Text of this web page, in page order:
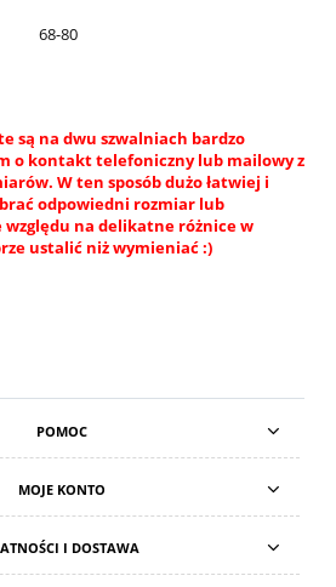
68-80
są na dwu szwalniach bardzo
o kontakt telefoniczny lub mailowy z
W ten sposób dużo łatwiej i
odpowiedni rozmiar lub
względu na delikatne różnice w
ustalić niż wymieniać :)
POMOC
MOJE KONTO
I DOSTAWA